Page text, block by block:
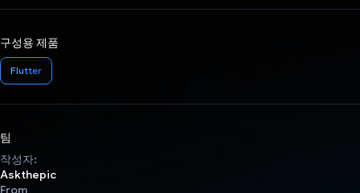
구성용 제품
Flutter
팀
작성자:
Askthepic
From